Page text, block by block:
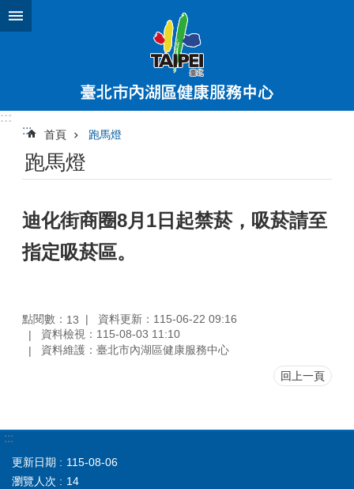
跳到主要內容區塊
:::
:::
首頁 跑馬燈
跑馬燈
迪化街商圈8月1日起禁菸，吸菸請至
指定吸菸區。
點閱數： 13
資料更新：115-06-22 09:16
資料檢視：115-08-03 11:10
資料維護：臺北市內湖區健康服務中心
回上一頁
:::
更新日期
115-08-06
瀏覽人次
14